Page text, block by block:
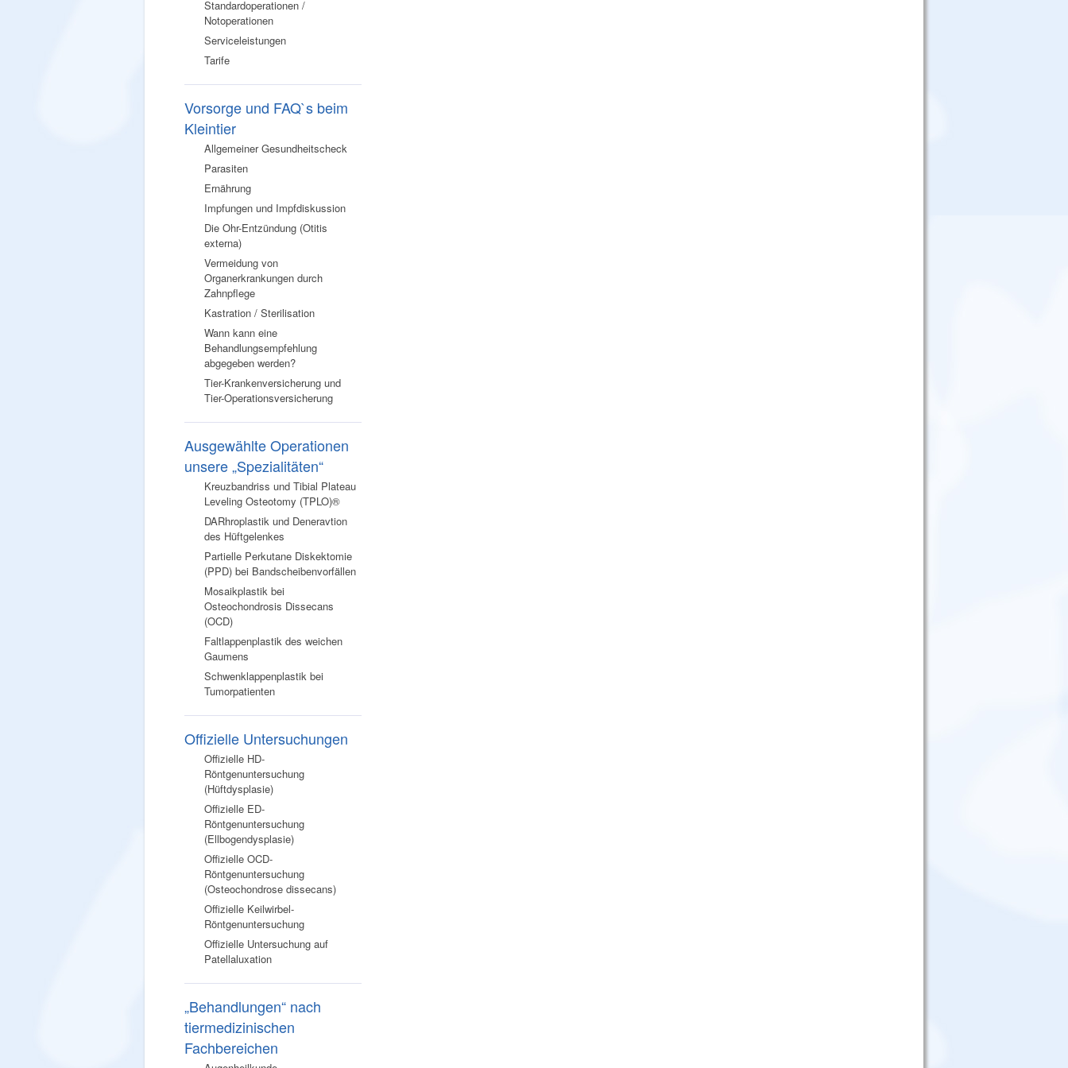
Standardoperationen /
Notoperationen
Serviceleistungen
Tarife
Vorsorge und FAQ`s beim
Kleintier
Allgemeiner Gesundheitscheck
Parasiten
Ernährung
Impfungen und Impfdiskussion
Die Ohr-Entzündung (Otitis
externa)
Vermeidung von
Organerkrankungen durch
Zahnpflege
Kastration / Sterilisation
Wann kann eine
Behandlungsempfehlung
abgegeben werden?
Tier-Krankenversicherung und
Tier-Operationsversicherung
Ausgewählte Operationen
unsere „Spezialitäten“
Kreuzbandriss und Tibial Plateau
Leveling Osteotomy (TPLO)®
DARhroplastik und Deneravtion
des Hüftgelenkes
Partielle Perkutane Diskektomie
(PPD) bei Bandscheibenvorfällen
Mosaikplastik bei
Osteochondrosis Dissecans
(OCD)
Faltlappenplastik des weichen
Gaumens
Schwenklappenplastik bei
Tumorpatienten
Offizielle Untersuchungen
Offizielle HD-
Röntgenuntersuchung
(Hüftdysplasie)
Offizielle ED-
Röntgenuntersuchung
(Ellbogendysplasie)
Offizielle OCD-
Röntgenuntersuchung
(Osteochondrose dissecans)
Offizielle Keilwirbel-
Röntgenuntersuchung
Offizielle Untersuchung auf
Patellaluxation
„Behandlungen“ nach
tiermedizinischen
Fachbereichen